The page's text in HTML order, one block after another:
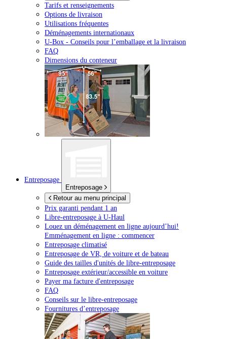
Tarifs et renseignements
Options de livraison
Utilisations fréquentes
Déménagements internationaux
U-Box - Conseils pour l’emballage et la livraison
FAQ
Dimensions du conteneur
Entreposage
Entreposage
Retour au menu principal
Prix garanti pendant 1 an
Libre-entreposage à U-Haul
Louez un déménagement en ligne aujourd’hui!
Emménagement en ligne : commencer
Entreposage climatisé
Entreposage de VR, de voiture et de bateau
Guide des tailles d'unités de libre-entreposage
Entreposage extérieur/accessible en voiture
Payer ma facture d'entreposage
FAQ
Conseils sur le libre-entreposage
Fournitures d’entreposage